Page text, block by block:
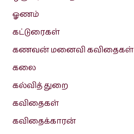
ஓணம்
கட்டுரைகள்
கணவன் மனைவி கவிதைகள்
கலை
கல்வித் துறை
கவிதைகள்
கவிதைக்காரன்